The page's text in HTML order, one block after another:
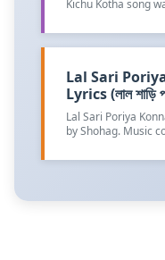
Kichu Kotha song
Lal Sari
Lyrics (লাল শাড়ি
Lal Sari Poriya
by Shohag. Music